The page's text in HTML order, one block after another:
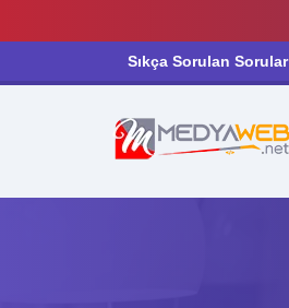
Sıkça Sorulan Sorular